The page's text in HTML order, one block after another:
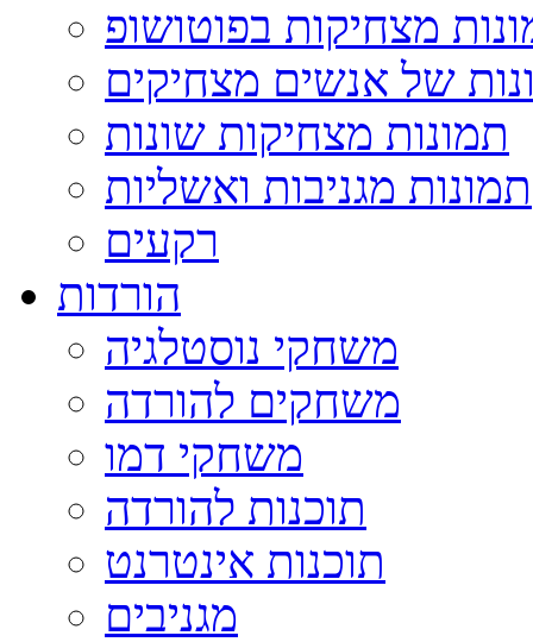
מצחיקות בפוטושופ
של אנשים מצחיקים
תמונות מצחיקות שונות
תמונות מגניבות ואשליות
רקעים
הורדות
משחקי נוסטלגיה
משחקים להורדה
משחקי דמו
תוכנות להורדה
תוכנות אינטרנט
מגניבים